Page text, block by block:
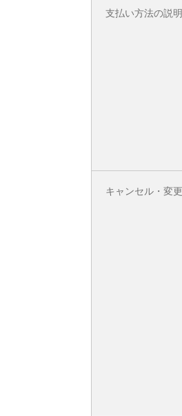
支払い方法の説明
キャンセル・変